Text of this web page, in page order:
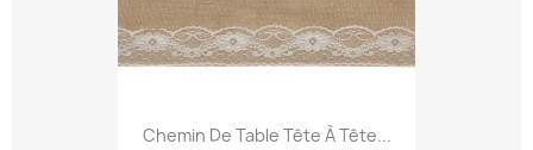
Chemin De Table Tête À Tête...